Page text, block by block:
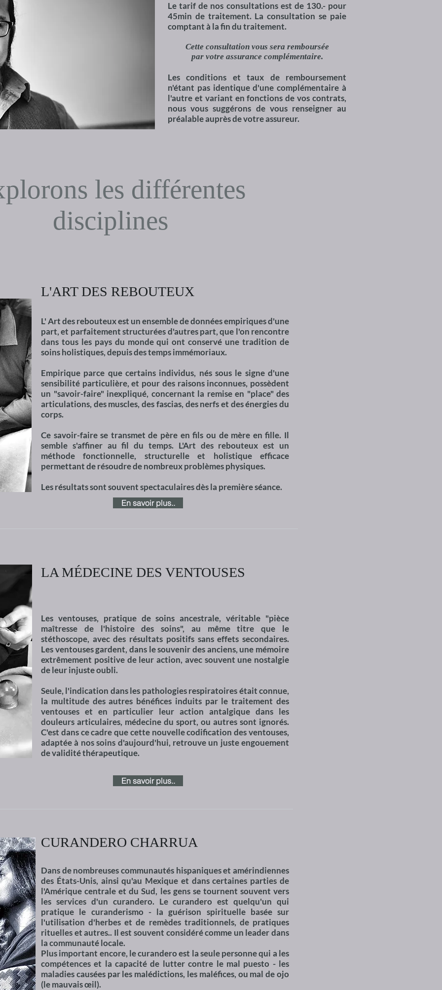
Le tarif de nos consultations est de 130.- pour
45min de traitement. La consultation se paie
comptant à la fin du traitement.
Cette consultation vous sera remboursée
par votre assurance complémentaire.
Les conditions et taux de remboursement
n'étant pas identique d'une complémentaire à
l'autre et variant en fonctions de vos contrats,
nous vous suggérons de vous renseigner au
préalable auprès de votre assureur.
les différentes
disciplines
L'ART DES REBOUTEUX
L' Art des rebouteux est un ensemble de données empiriques d'une
part, et parfaitement structurées d'autres part, que l'on rencontre
dans tous les pays du monde qui ont conservé une tradition de
soins holistiques, depuis des temps immémoriaux.
Empirique parce que certains individus, nés sous le signe d'une
sensibilité particulière, et pour des raisons inconnues, possèdent
un "savoir-faire" inexpliqué, concernant la remise en "place" des
articulations, des muscles, des fascias, des nerfs et des énergies du
corps.
Ce savoir-faire se transmet de père en fils ou de mère en fille. Il
semble s'affiner au fil du temps. L'Art des rebouteux est un
méthode fonctionnelle, structurelle et holistique efficace
permettant de résoudre de nombreux problèmes physiques.
Les résultats sont souvent spectaculaires dès la première séance.
En savoir plus..
LA MÉDECINE DES VENTOUSES
Les ventouses, pratique de soins ancestrale, véritable "pièce
maîtresse de l'histoire des soins", au même titre que le
stéthoscope, avec des résultats positifs sans effets secondaires.
Les ventouses gardent, dans le souvenir des anciens, une mémoire
extrêmement positive de leur action, avec souvent une nostalgie
de leur injuste oubli.
Seule, l'indication dans les pathologies respiratoires était connue,
la multitude des autres bénéfices induits par le traitement des
ventouses et en particulier leur action antalgique dans les
douleurs articulaires, médecine du sport, ou autres sont ignorés.
C'est dans ce cadre que cette nouvelle codification des ventouses,
adaptée à nos soins d'aujourd'hui, retrouve un juste engouement
de validité thérapeutique.
En savoir plus..
CURANDERO CHARRUA
Dans de nombreuses communautés hispaniques et amérindiennes
des États-Unis, ainsi qu'au Mexique et dans certaines parties de
l'Amérique centrale et du Sud, les gens se tournent souvent vers
les services d'un curandero. Le curandero est quelqu'un qui
pratique le curanderismo - la guérison spirituelle basée sur
l'utilisation d'herbes et de remèdes traditionnels, de pratiques
rituelles et autres.. Il est souvent considéré comme un leader dans
la communauté locale.
Plus important encore, le curandero est la seule personne qui a les
compétences et la capacité de lutter contre le mal puesto - les
maladies causées par les malédictions, les maléfices, ou mal de ojo
(le mauvais œil).